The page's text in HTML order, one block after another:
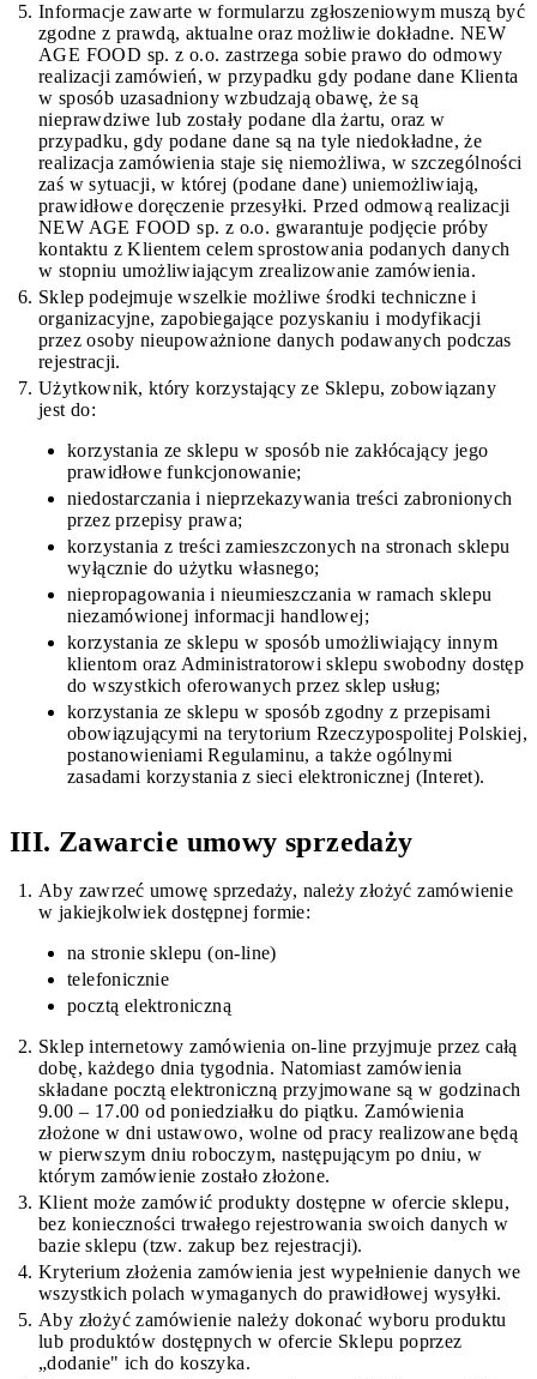
Informacje zawarte w formularzu zgłoszeniowym muszą być
zgodne z prawdą, aktualne oraz możliwie dokładne. NEW
AGE FOOD sp. z o.o. zastrzega sobie prawo do odmowy
realizacji zamówień, w przypadku gdy podane dane Klienta
w sposób uzasadniony wzbudzają obawę, że są
nieprawdziwe lub zostały podane dla żartu, oraz w
przypadku, gdy podane dane są na tyle niedokładne, że
realizacja zamówienia staje się niemożliwa, w szczególności
zaś w sytuacji, w której (podane dane) uniemożliwiają,
prawidłowe doręczenie przesyłki. Przed odmową realizacji
NEW AGE FOOD sp. z o.o. gwarantuje podjęcie próby
kontaktu z Klientem celem sprostowania podanych danych
w stopniu umożliwiającym zrealizowanie zamówienia.
Sklep podejmuje wszelkie możliwe środki techniczne i
organizacyjne, zapobiegające pozyskaniu i modyfikacji
przez osoby nieupoważnione danych podawanych podczas
rejestracji.
Użytkownik, który korzystający ze Sklepu, zobowiązany
jest do:
korzystania ze sklepu w sposób nie zakłócający jego
prawidłowe funkcjonowanie;
niedostarczania i nieprzekazywania treści zabronionych
przez przepisy prawa;
korzystania z treści zamieszczonych na stronach sklepu
wyłącznie do użytku własnego;
niepropagowania i nieumieszczania w ramach sklepu
niezamówionej informacji handlowej;
korzystania ze sklepu w sposób umożliwiający innym
klientom oraz Administratorowi sklepu swobodny dostęp
do wszystkich oferowanych przez sklep usług;
korzystania ze sklepu w sposób zgodny z przepisami
obowiązującymi na terytorium Rzeczypospolitej Polskiej,
postanowieniami Regulaminu, a także ogólnymi
zasadami korzystania z sieci elektronicznej (Interet).
III. Zawarcie umowy sprzedaży
Aby zawrzeć umowę sprzedaży, należy złożyć zamówienie
w jakiejkolwiek dostępnej formie:
na stronie sklepu (on-line)
telefonicznie
pocztą elektroniczną
Sklep internetowy zamówienia on-line przyjmuje przez całą
dobę, każdego dnia tygodnia. Natomiast zamówienia
składane pocztą elektroniczną przyjmowane są w godzinach
9.00 – 17.00 od poniedziałku do piątku. Zamówienia
złożone w dni ustawowo, wolne od pracy realizowane będą
w pierwszym dniu roboczym, następującym po dniu, w
którym zamówienie zostało złożone.
Klient może zamówić produkty dostępne w ofercie sklepu,
bez konieczności trwałego rejestrowania swoich danych w
bazie sklepu (tzw. zakup bez rejestracji).
Kryterium złożenia zamówienia jest wypełnienie danych we
wszystkich polach wymaganych do prawidłowej wysyłki.
Aby złożyć zamówienie należy dokonać wyboru produktu
lub produktów dostępnych w ofercie Sklepu poprzez
„dodanie" ich do koszyka.